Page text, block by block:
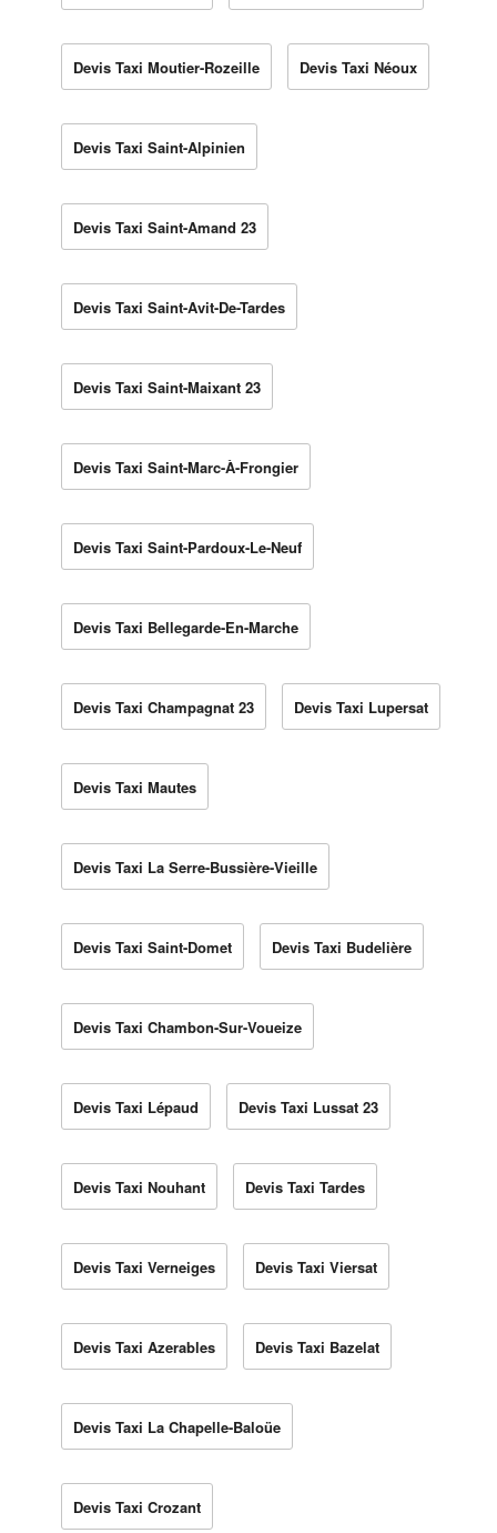
Devis Taxi Moutier-Rozeille Devis Taxi Néoux
Devis Taxi Saint-Alpinien
Devis Taxi Saint-Amand 23
Devis Taxi Saint-Avit-De-Tardes
Devis Taxi Saint-Maixant 23
Devis Taxi Saint-Marc-À-Frongier
Devis Taxi Saint-Pardoux-Le-Neuf
Devis Taxi Bellegarde-En-Marche
Devis Taxi Champagnat 23 Devis Taxi Lupersat
Devis Taxi Mautes
Devis Taxi La Serre-Bussière-Vieille
Devis Taxi Saint-Domet Devis Taxi Budelière
Devis Taxi Chambon-Sur-Voueize
Devis Taxi Lépaud Devis Taxi Lussat 23
Devis Taxi Nouhant Devis Taxi Tardes
Devis Taxi Verneiges Devis Taxi Viersat
Devis Taxi Azerables Devis Taxi Bazelat
Devis Taxi La Chapelle-Baloüe
Devis Taxi Crozant